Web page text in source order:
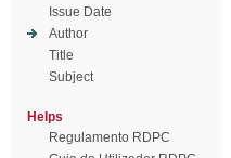
Issue Date
Author
Title
Subject
Helps
Regulamento RDPC